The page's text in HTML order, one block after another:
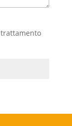
trattamento